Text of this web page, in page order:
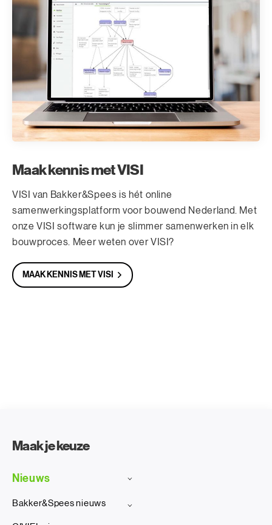
Maak kennis met VISI
VISI van Bakker&Spees is hét online
samenwerkingsplatform voor bouwend Nederland. Met
onze VISI software kun je slimmer samenwerken in elk
bouwproces. Meer weten over VISI?
MAAK KENNIS MET VISI
Maak je keuze
Nieuws
Bakker&Spees nieuws